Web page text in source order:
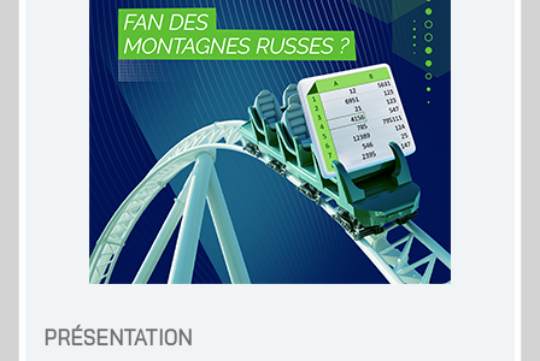
PRÉSENTATION